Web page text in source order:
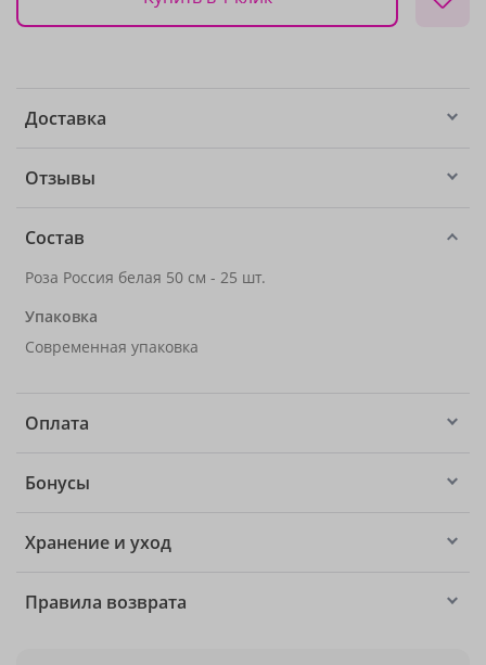
Доставка
Отзывы
Состав
Роза Россия белая 50 см - 25 шт.
Упаковка
Современная упаковка
Оплата
Бонусы
Хранение и уход
Правила возврата